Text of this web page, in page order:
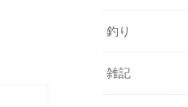
釣り
雑記